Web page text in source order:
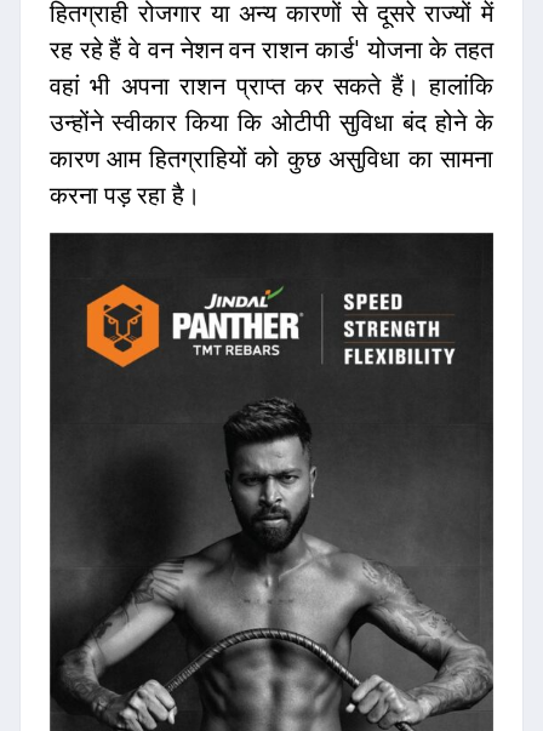
हितग्राही रोजगार या अन्य कारणों से दूसरे राज्यों में
रह रहे हैं वे वन नेशन वन राशन कार्ड' योजना के तहत
वहां भी अपना राशन प्राप्त कर सकते हैं। हालांकि
उन्होंने स्वीकार किया कि ओटीपी सुविधा बंद होने के
कारण आम हितग्राहियों को कुछ असुविधा का सामना
करना पड़ रहा है।